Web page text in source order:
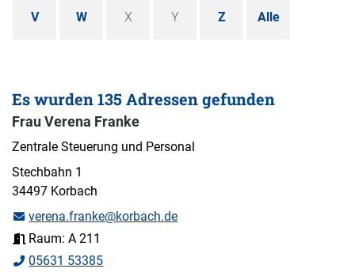
V W X Y Z Alle
Es wurden 135 Adressen gefunden
Frau Verena Franke
Zentrale Steuerung und Personal
Stechbahn 1
34497 Korbach
verena.franke@korbach.de
Raum: A 211
05631 53385